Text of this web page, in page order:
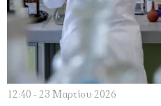
12:40 - 23 Μαρτίου 2026